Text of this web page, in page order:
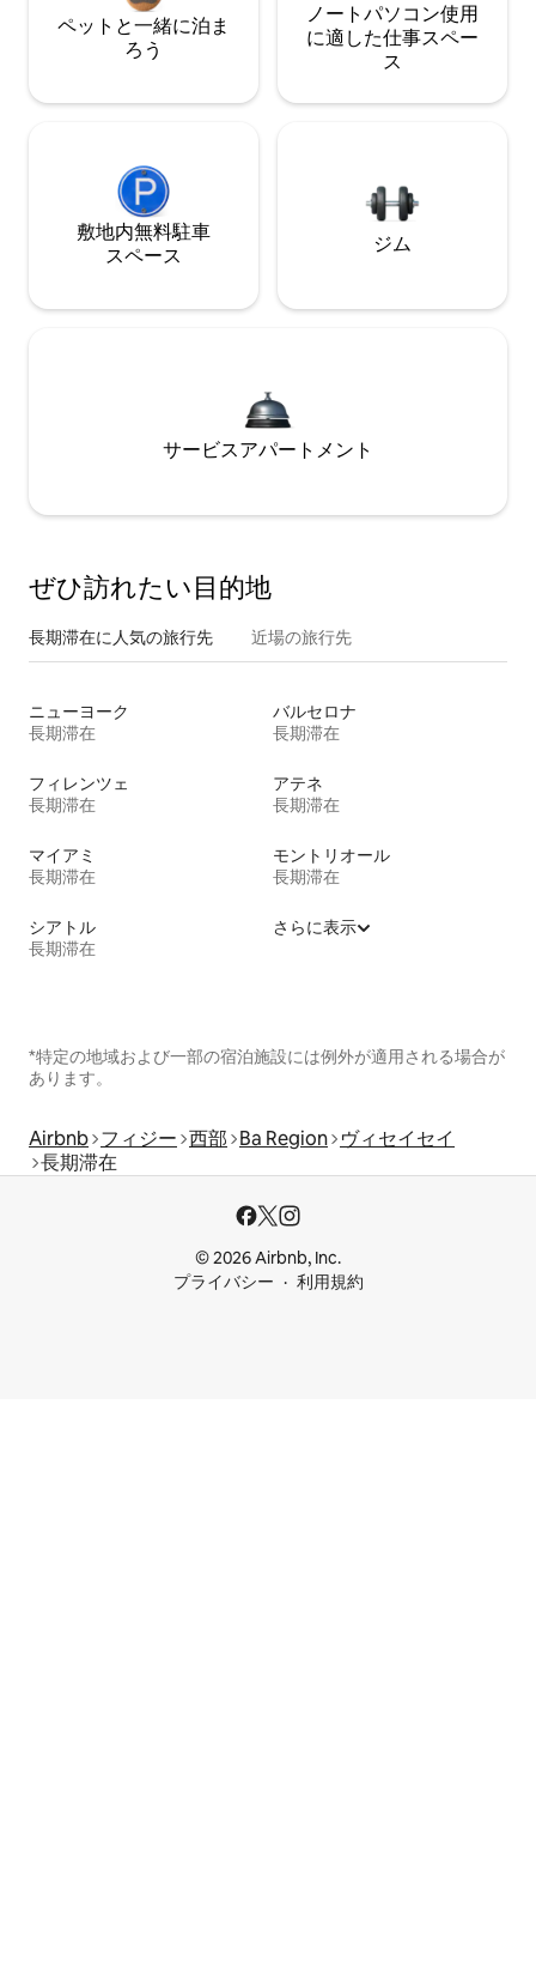
ペットと一緒に泊ま
ろう
ノートパソコン使用
に適した仕事スペー
ス
敷地内無料駐⁠車
ス⁠ペ⁠ー⁠ス
ジム
サービスアパートメント
ぜひ訪⁠れ⁠た⁠い目⁠的⁠地
長期滞在に人気の旅行先 近場の旅行先
ニューヨーク
長期滞在
バルセロナ
長期滞在
フィレンツェ
長期滞在
アテネ
長期滞在
マイアミ
長期滞在
モントリオール
長期滞在
シアトル
長期滞在
さらに表示
*特定の地域および一部の宿泊施設には例外が適用される場合が
あります。
Airbnb フィジー 西部 Ba Region ヴィセイセイ
長期滞在
© 2026 Airbnb, Inc.
プライバシー
利用規約